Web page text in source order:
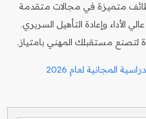
متميزة في مجالات متقدمة
الأداء وإعادة التأهيل السريري.
لتصنع مستقبلك المهني بامتياز.
المجانية لعام 2026